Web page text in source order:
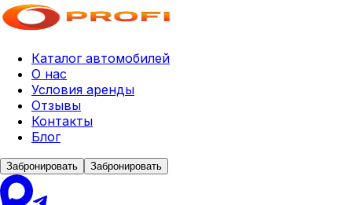
Каталог автомобилей
О нас
Условия аренды
Отзывы
Контакты
Блог
Забронировать Забронировать